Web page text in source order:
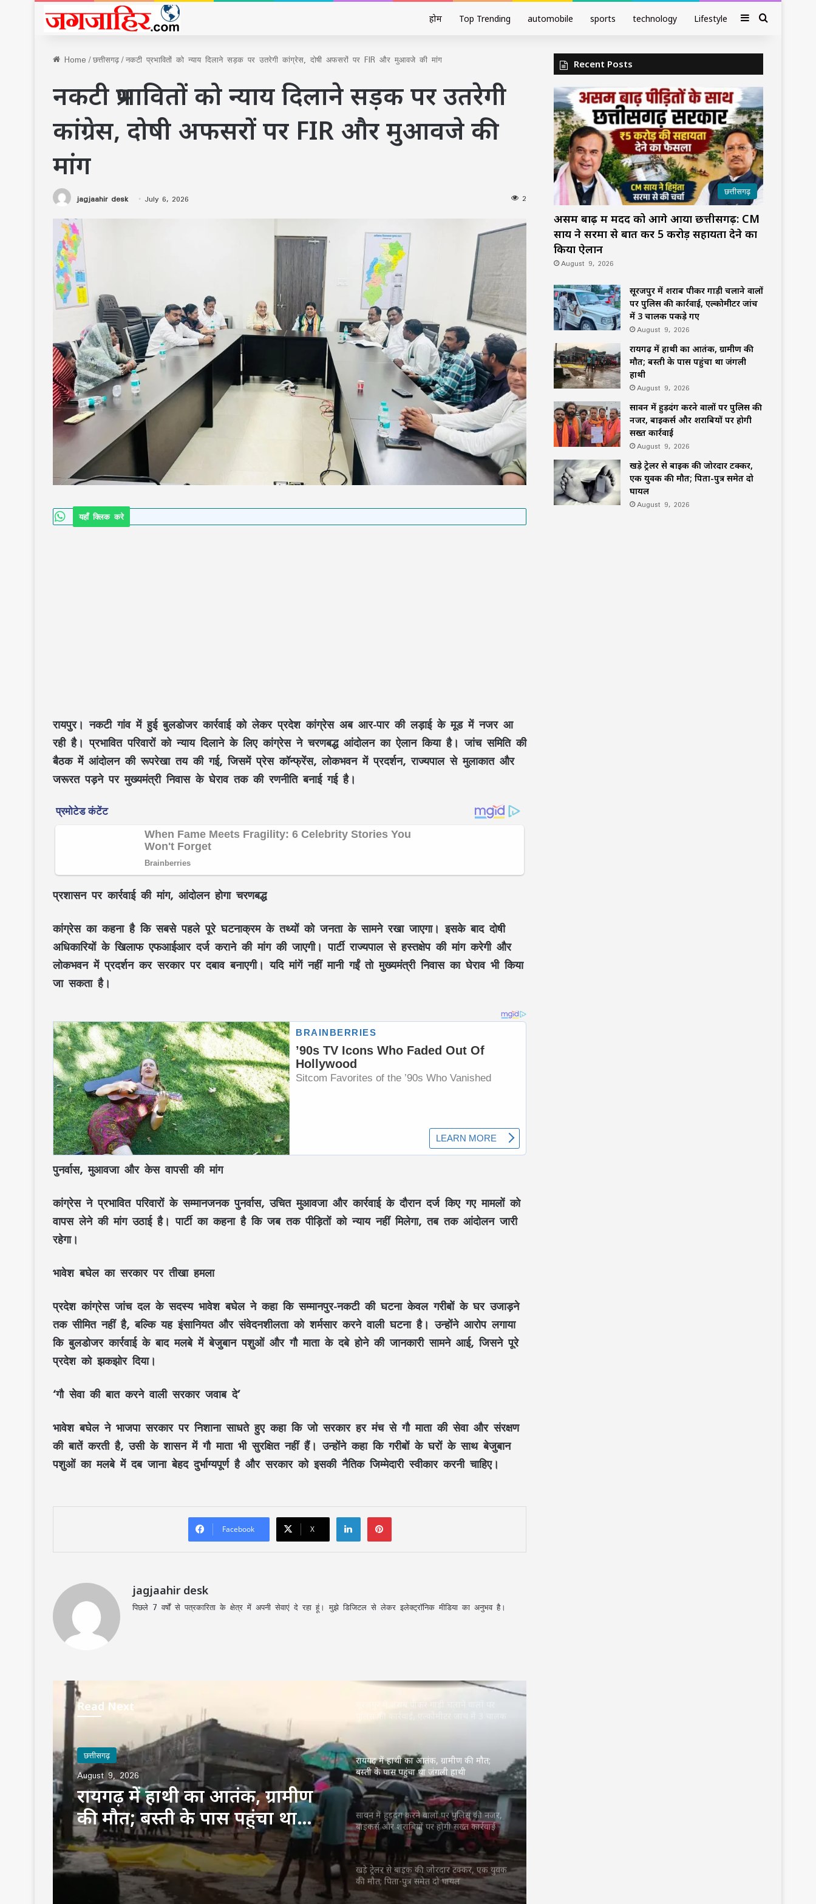
होम Top Trending automobile sports technology Lifestyle SidebarSearch
Home/छत्तीसगढ़/नकटी प्रभावितों को न्याय दिलाने सड़क पर उतरेगी कांग्रेस, दोषी अफसरों पर FIR और मुआवजे की मांग
नकटी प्रभावितों को न्याय दिलाने सड़क पर उतरेगी
कांग्रेस, दोषी अफसरों पर FIR और मुआवजे की
मांग
jagjaahir desk July 6, 2026 2
यहाँ क्लिक करे
रायपुर। नकटी गांव में हुई बुलडोजर कार्रवाई को लेकर प्रदेश कांग्रेस अब आर-पार की लड़ाई के मूड में नजर आ
रही है। प्रभावित परिवारों को न्याय दिलाने के लिए कांग्रेस ने चरणबद्ध आंदोलन का ऐलान किया है। जांच समिति की
बैठक में आंदोलन की रूपरेखा तय की गई, जिसमें प्रेस कॉन्फ्रेंस, लोकभवन में प्रदर्शन, राज्यपाल से मुलाकात और
जरूरत पड़ने पर मुख्यमंत्री निवास के घेराव तक की रणनीति बनाई गई है।
प्रशासन पर कार्रवाई की मांग, आंदोलन होगा चरणबद्ध
कांग्रेस का कहना है कि सबसे पहले पूरे घटनाक्रम के तथ्यों को जनता के सामने रखा जाएगा। इसके बाद दोषी
अधिकारियों के खिलाफ एफआईआर दर्ज कराने की मांग की जाएगी। पार्टी राज्यपाल से हस्तक्षेप की मांग करेगी और
लोकभवन में प्रदर्शन कर सरकार पर दबाव बनाएगी। यदि मांगें नहीं मानी गईं तो मुख्यमंत्री निवास का घेराव भी किया
जा सकता है।
पुनर्वास, मुआवजा और केस वापसी की मांग
कांग्रेस ने प्रभावित परिवारों के सम्मानजनक पुनर्वास, उचित मुआवजा और कार्रवाई के दौरान दर्ज किए गए मामलों को
वापस लेने की मांग उठाई है। पार्टी का कहना है कि जब तक पीड़ितों को न्याय नहीं मिलेगा, तब तक आंदोलन जारी
रहेगा।
भावेश बघेल का सरकार पर तीखा हमला
प्रदेश कांग्रेस जांच दल के सदस्य भावेश बघेलने कहा कि सम्मानपुर-नकटी की घटना केवल गरीबों के घर उजाड़ने
तक सीमित नहीं है, बल्कि यह इंसानियत और संवेदनशीलता को शर्मसार करने वाली घटना है। उन्होंने आरोप लगाया
कि बुलडोजर कार्रवाई के बाद मलबे में बेजुबान पशुओं और गौ माता के दबे होने की जानकारी सामने आई, जिसने पूरे
प्रदेश को झकझोर दिया।
‘गौ सेवा की बात करने वाली सरकार जवाब दे’
भावेश बघेल ने भाजपा सरकार पर निशाना साधते हुए कहा कि जो सरकार हर मंच से गौ माता की सेवा और संरक्षण
की बातें करती है, उसी के शासन में गौ माता भी सुरक्षित नहीं हैं। उन्होंने कहा कि गरीबों के घरों के साथ बेजुबान
पशुओं का मलबे में दब जाना बेहद दुर्भाग्यपूर्ण है और सरकार को इसकी नैतिक जिम्मेदारी स्वीकार करनी चाहिए।
Facebook X
LinkedInPinterest
jagjaahir desk
पिछले 7 वर्षों से पत्रकारिता के क्षेत्र में अपनी सेवाएं दे रहा हूं। मुझे डिजिटल से लेकर इलेक्ट्रॉनिक मीडिया का अनुभव है।
Read Next
छत्तीसगढ़
August 9, 2026
रायगढ़ में हाथी का आतंक, ग्रामीण
की मौत; बस्ती के पास पहुंचा था
जंगली हाथी
सूरजपुर में शराब पीकर गाड़ी चलाने वालों पर
पुलिस की कार्रवाई, एल्कोमीटर जांच में 3 चालक
पकड़े गए
सावन में हुड़दंग करने वालों पर पुलिस की नजर,
बाइकर्स और शराबियों पर होगी सख्त कार्रवाई
की मौत; पिता-पुत्र समेत दो घायल
रायगढ़ में हाथी का आतंक, ग्रामीण की मौत;
बस्ती के पास पहुंचा था जंगली हाथी
सावन में हुड़दंग करने वालों पर पुलिस की नजर,
बाइकर्स और शराबियों पर होगी सख्त कार्रवाई
खड़े ट्रेलर से बाइक की जोरदार टक्कर, एक युवक
की मौत; पिता-पुत्र समेत दो घायल
Recent Posts
छत्तीसगढ़
असम बाढ़ में मदद को आगे आया छत्तीसगढ़: CM
साय ने सरमा से बात कर ₹5 करोड़ सहायता देने का
किया ऐलान
August 9, 2026
सूरजपुर में शराब पीकर गाड़ी चलाने वालों
पर पुलिस की कार्रवाई, एल्कोमीटर जांच
में 3 चालक पकड़े गए
August 9, 2026
रायगढ़ में हाथी का आतंक, ग्रामीण की
मौत; बस्ती के पास पहुंचा था जंगली
हाथी
August 9, 2026
सावन में हुड़दंग करने वालों पर पुलिस की
नजर, बाइकर्स और शराबियों पर होगी
सख्त कार्रवाई
August 9, 2026
खड़े ट्रेलर से बाइक की जोरदार टक्कर,
एक युवक की मौत; पिता-पुत्र समेत दो
घायल
August 9, 2026